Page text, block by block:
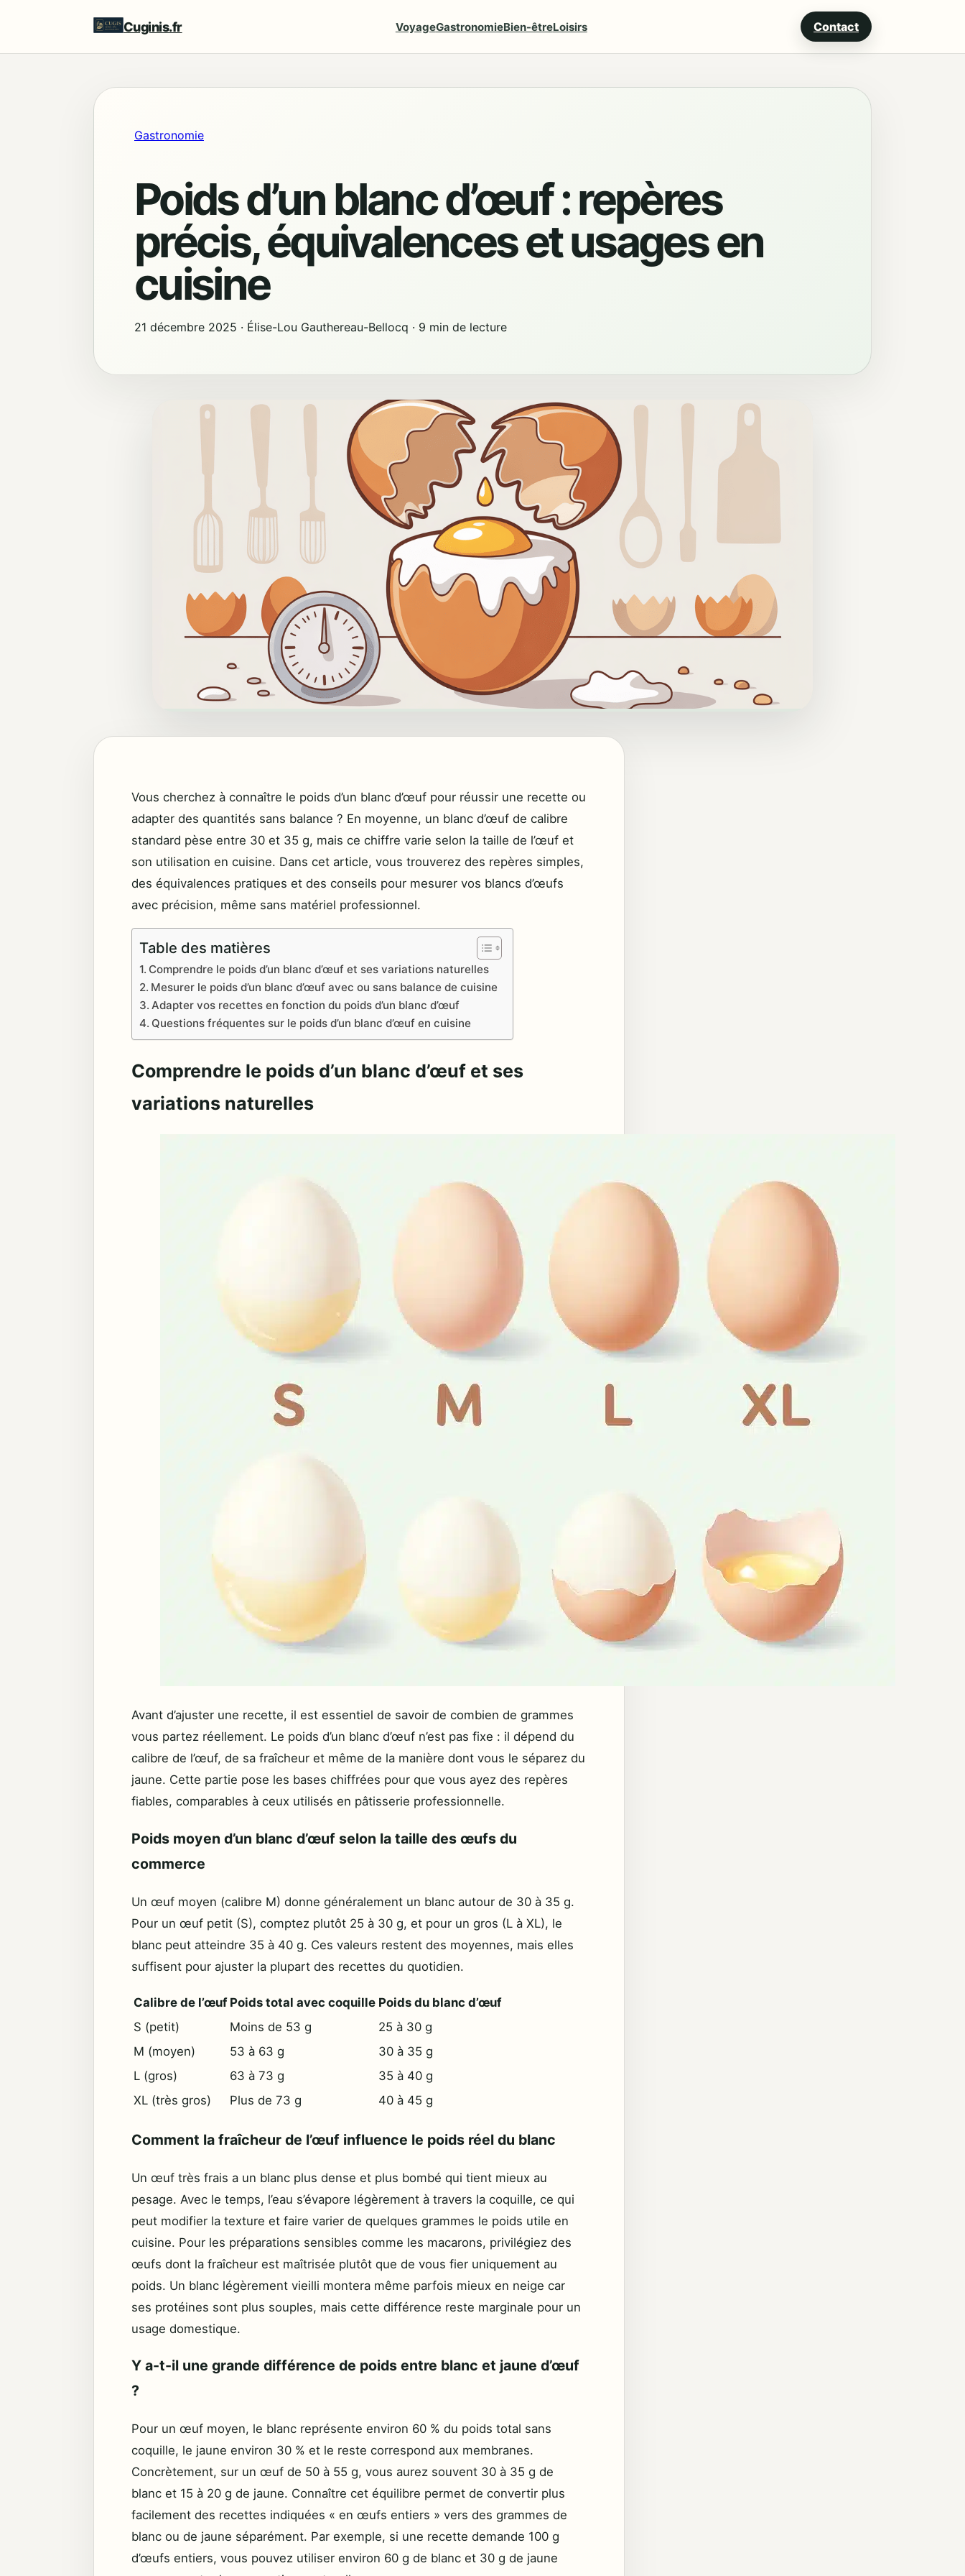
Cuginis.fr VoyageGastronomieBien-êtreLoisirs Contact
Gastronomie
Poids d’un blanc d’œuf : repères
précis, équivalences et usages en
cuisine
21 décembre 2025 · Élise-Lou Gauthereau-Bellocq · 9 min de lecture
Vous cherchez à connaître le poids d’un blanc d’œuf pour réussir une recette ou
adapter des quantités sans balance ? En moyenne, un blanc d’œuf de calibre
standard pèse entre 30 et 35 g, mais ce chiffre varie selon la taille de l’œuf et
son utilisation en cuisine. Dans cet article, vous trouverez des repères simples,
des équivalences pratiques et des conseils pour mesurer vos blancs d’œufs
avec précision, même sans matériel professionnel.
Table des matières
Comprendre le poids d’un blanc d’œuf et ses variations naturelles
Mesurer le poids d’un blanc d’œuf avec ou sans balance de cuisine
Adapter vos recettes en fonction du poids d’un blanc d’œuf
Questions fréquentes sur le poids d’un blanc d’œuf en cuisine
Comprendre le poids d’un blanc d’œuf et ses
variations naturelles
Avant d’ajuster une recette, il est essentiel de savoir de combien de grammes
vous partez réellement. Le poids d’un blanc d’œuf n’est pas fixe : il dépend du
calibre de l’œuf, de sa fraîcheur et même de la manière dont vous le séparez du
jaune. Cette partie pose les bases chiffrées pour que vous ayez des repères
fiables, comparables à ceux utilisés en pâtisserie professionnelle.
Poids moyen d’un blanc d’œuf selon la taille des œufs du
commerce
Un œuf moyen (calibre M) donne généralement un blanc autour de 30 à 35 g.
Pour un œuf petit (S), comptez plutôt 25 à 30 g, et pour un gros (L à XL), le
blanc peut atteindre 35 à 40 g. Ces valeurs restent des moyennes, mais elles
suffisent pour ajuster la plupart des recettes du quotidien.
Calibre de l’œuf Poids total avec coquille Poids du blanc d’œuf
S (petit)
Moins de 53 g
25 à 30 g
M (moyen)
53 à 63 g
30 à 35 g
L (gros)
63 à 73 g
35 à 40 g
XL (très gros)
Plus de 73 g 40 à 45 g
Comment la fraîcheur de l’œuf influence le poids réel du blanc
Un œuf très frais a un blanc plus dense et plus bombé qui tient mieux au
pesage. Avec le temps, l’eau s’évapore légèrement à travers la coquille, ce qui
peut modifier la texture et faire varier de quelques grammes le poids utile en
cuisine. Pour les préparations sensibles comme les macarons, privilégiez des
œufs dont la fraîcheur est maîtrisée plutôt que de vous fier uniquement au
poids. Un blanc légèrement vieilli montera même parfois mieux en neige car
ses protéines sont plus souples, mais cette différence reste marginale pour un
usage domestique.
Y a-t-il une grande différence de poids entre blanc et jaune d’œuf
?
Pour un œuf moyen, le blanc représente environ 60 % du poids total sans
coquille, le jaune environ 30 % et le reste correspond aux membranes.
Concrètement, sur un œuf de 50 à 55 g, vous aurez souvent 30 à 35 g de
blanc et 15 à 20 g de jaune. Connaître cet équilibre permet de convertir plus
facilement des recettes indiquées « en œufs entiers » vers des grammes de
blanc ou de jaune séparément. Par exemple, si une recette demande 100 g
d’œufs entiers, vous pouvez utiliser environ 60 g de blanc et 30 g de jaune